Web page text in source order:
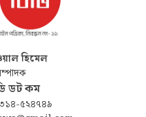
হিমেল
ডট কম
৫২৪৭৪৯